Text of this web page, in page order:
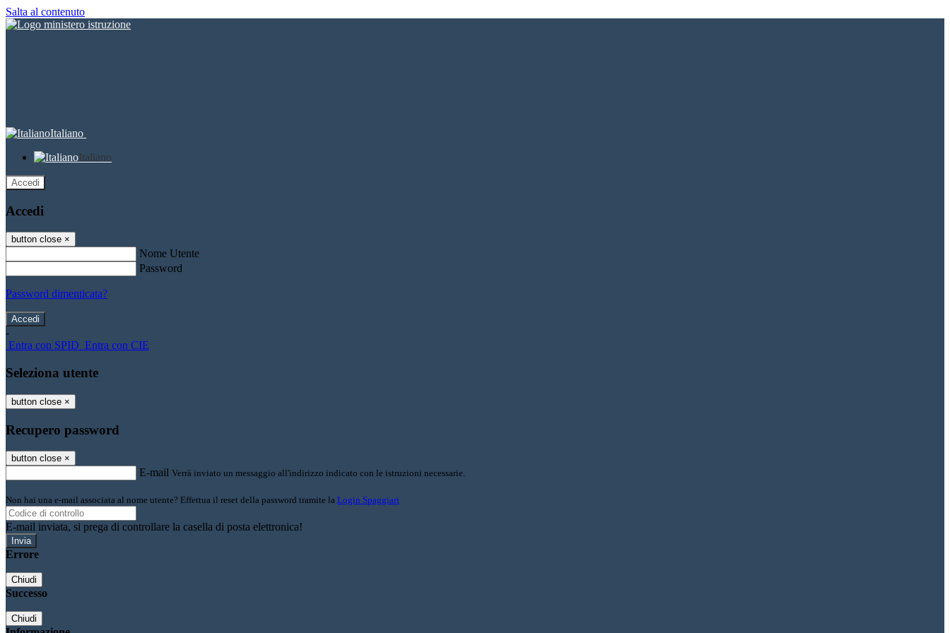
Salta al contenuto
Italiano
Italiano
Accedi
Accedi
button close ×
Nome Utente
Password
Password dimenticata?
-
Entra con SPID Entra con CIE
Seleziona utente
button close ×
Recupero password
button close ×
E-mail Verrà inviato un messaggio all'indirizzo indicato con le istruzioni necessarie.
Non hai una e-mail associata al nome utente? Effettua il reset della password tramite la Login Spaggiari
E-mail inviata, si prega di controllare la casella di posta elettronica!
Errore
Chiudi
Successo
Chiudi